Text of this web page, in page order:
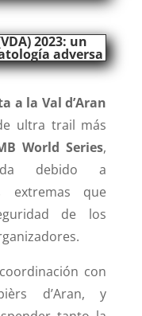
2023: un
adversa
a la Val d’Aran
ultra trail más
World Series,
debido a
extremas que
de los
con
d’Aran, y